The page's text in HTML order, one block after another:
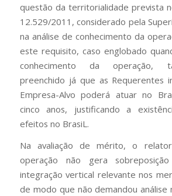
questão da territorialidade prevista
12.529/2011, considerado pela
na análise de conhecimento da
este requisito, caso englobado
conhecimento da operação,
preenchido já que as Requerentes
Empresa-Alvo poderá atuar no
cinco anos, justificando a
efeitos no BrasiL.
Na avaliação de mérito, o
operação não gera
integração vertical relevante nos
de modo que não demandou análise